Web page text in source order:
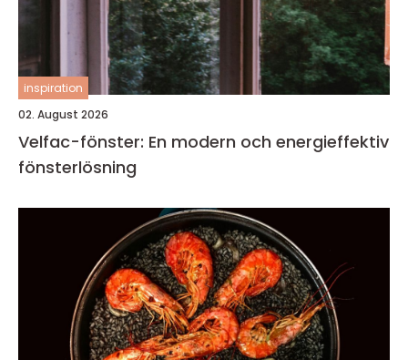
inspiration
02. August 2026
Velfac-fönster: En modern och energieffektiv
fönsterlösning